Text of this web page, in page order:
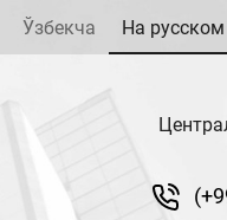
Ўзбекча На русском
Новости